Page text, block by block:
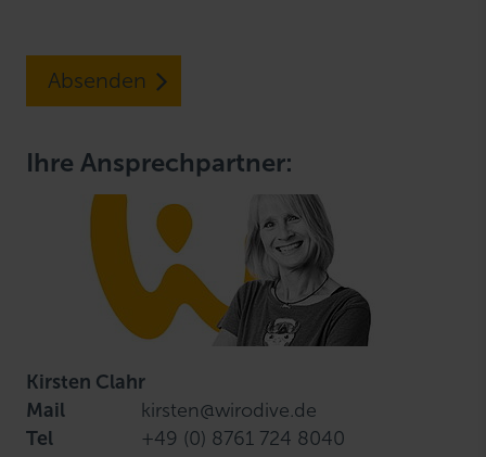
Absenden
Ihre Ansprechpartner:
Kirsten Clahr
Mail
kirsten@wirodive.de
Tel
+49 (0) 8761 724 8040